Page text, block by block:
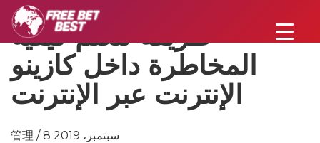
طريقة لتعلم كيفية
المخاطرة داخل كازينو
الإنترنت عبر الإنترنت
管理 / 8 سبتمبر، 2019